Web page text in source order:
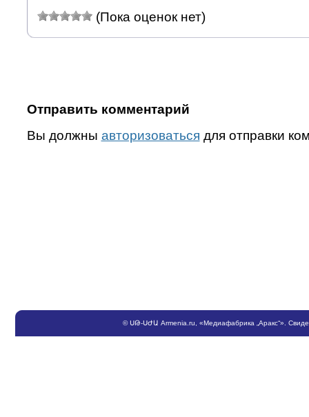
(Пока оценок нет)
Отправить комментарий
Вы должны авторизоваться для отправки
©ՍԹ-ՍԺԱ Armenia.ru , «Медиафабрика „Аракс“».